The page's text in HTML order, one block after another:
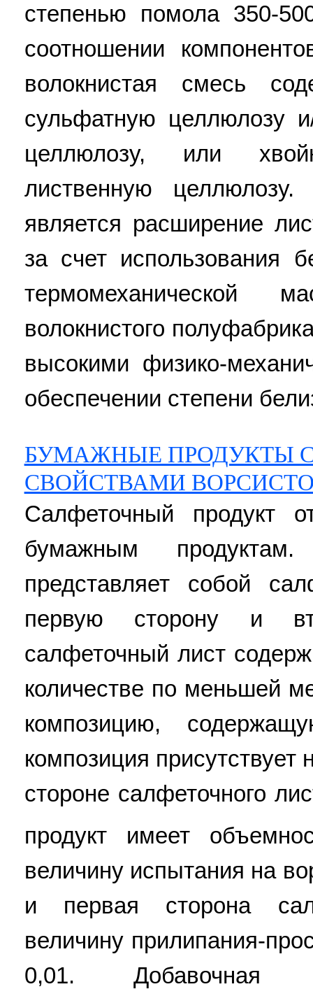
степенью помола 350-
соотношении
волокнистая смесь
сульфатную целлюлозу
целлюлозу, или
лиственную целлюлозу.
является расширение
за счет использования
термомеханической
волокнистого
высокими физико-
обеспечении степени
БУМАЖНЫЕ ПРОДУКТЫ
СВОЙСТВАМИ
Салфеточный продукт
бумажным
представляет собой
первую сторону и
салфеточный лист
количестве по меньшей
композицию,
композиция
стороне салфеточного
продукт имеет
величину испытания на
и первая сторона
величину прилипания-
0,01. Добавочная